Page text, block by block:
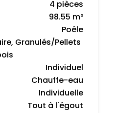
4 pièces
98.55 m²
Poêle
Granulés/Pellets
Individuel
Chauffe-eau
Individuelle
Tout à l'égout